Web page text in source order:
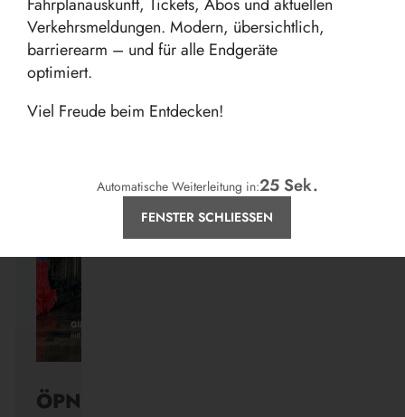
ÖPNV ist, was ihr draus macht.
Verkehrsmeldungen. Modern, übersichtlich,
barrierearm – und für alle Endgeräte
optimiert.
Viel Freude beim Entdecken!
FENSTER SCHLIESSEN
Automatische Weiterleitung in:24 Sek.